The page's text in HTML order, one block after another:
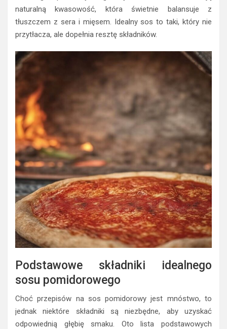
naturalną kwasowość, która świetnie balansuje z
tłuszczem z sera i mięsem. Idealny sos to taki, który nie
przytłacza, ale dopełnia resztę składników.
Podstawowe składniki idealnego
sosu pomidorowego
Choć przepisów na sos pomidorowy jest mnóstwo, to
jednak niektóre składniki są niezbędne, aby uzyskać
odpowiednią głębię smaku. Oto lista podstawowych